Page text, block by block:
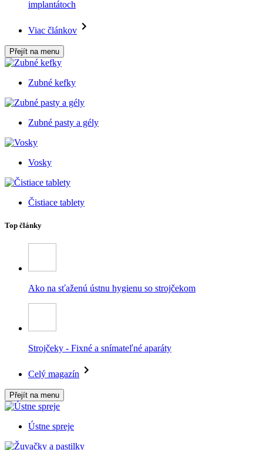
implantátoch
Viac článkov
Přejít na menu
Zubné kefky
Zubné pasty a gély
Vosky
Čistiace tablety
Top články
Ako na sťaženú ústnu hygienu so strojčekom
Strojčeky - Fixné a snímateľné aparáty
Celý magazín
Přejít na menu
Ústne spreje